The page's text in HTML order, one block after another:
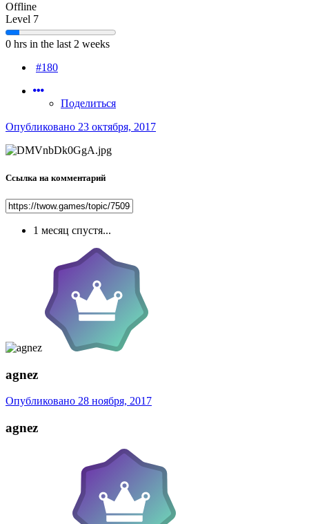
Offline
Level 7
0 hrs in the last 2 weeks
#180
Поделиться
Опубликовано 23 октября, 2017
Ссылка на комментарий
1 месяц спустя...
agnez
Опубликовано 28 ноября, 2017
agnez